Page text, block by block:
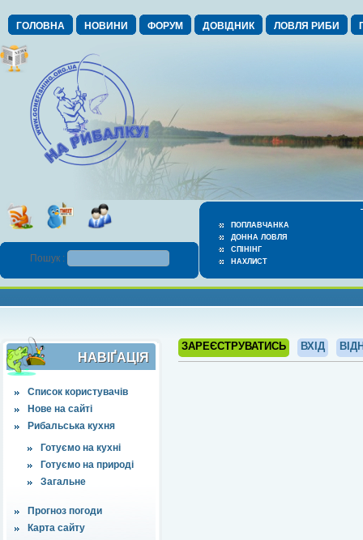
ГОЛОВНА НОВИНИ ФОРУМ ДОВІДНИК ЛОВЛЯ РИБИ
ПОПЛАВЧАНКА
ДОННА ЛОВЛЯ
СПІНІНГ
НАХЛИСТ
Пошук :
НАВІҐАЦІЯ
Список користувачів
Нове на сайті
Рибальська кухня
Готуємо на кухні
Готуємо на природі
Загальне
Прогноз погоди
Карта сайту
ЗАРЕЄСТРУВАТИСЬ ВХІД